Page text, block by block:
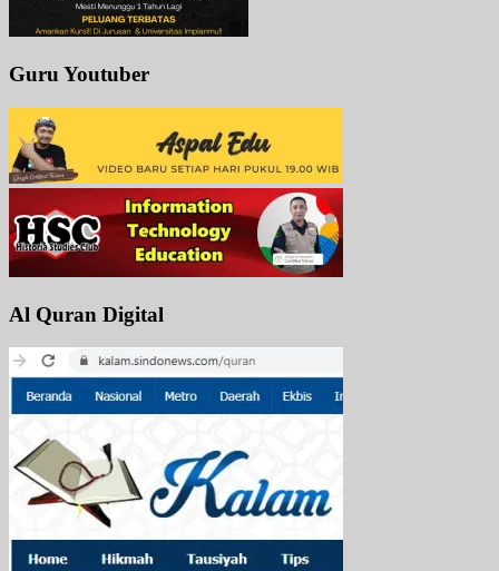
Guru Youtuber
Al Quran Digital